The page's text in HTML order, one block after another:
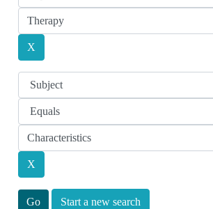
Start a new search